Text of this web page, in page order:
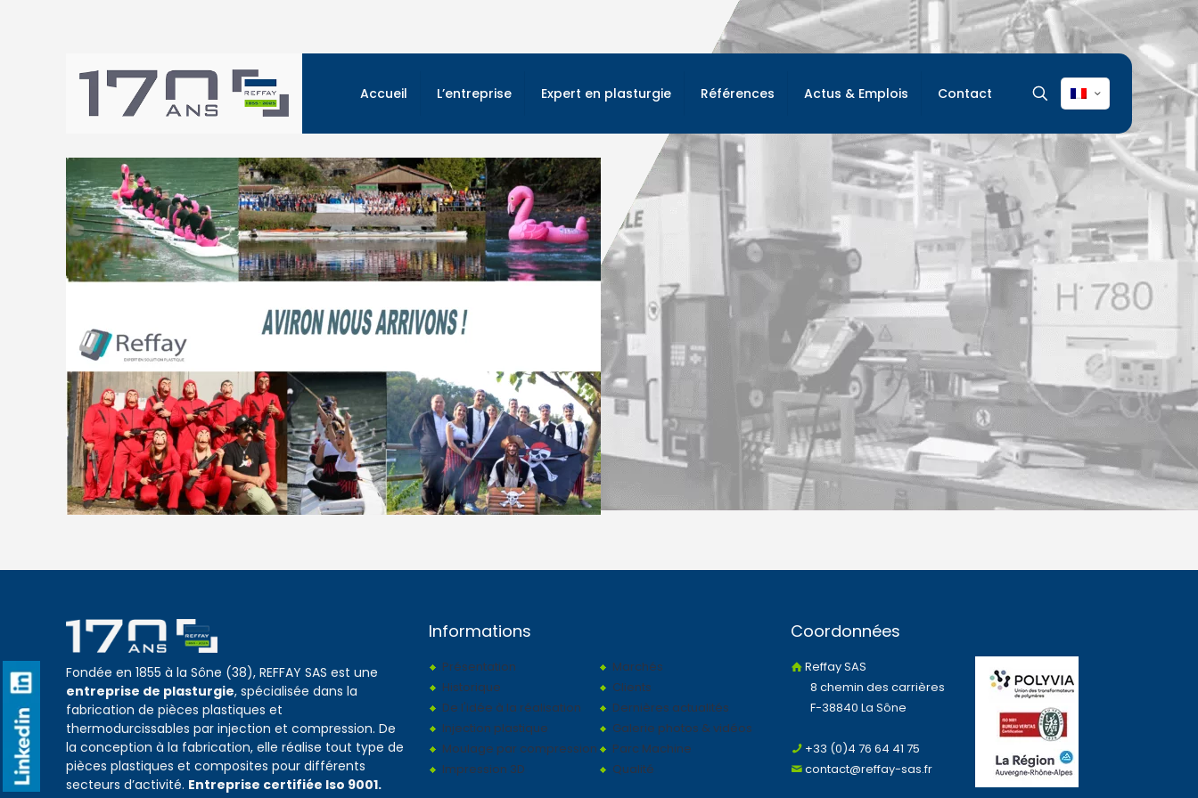
Accueil L’entreprise Expert en plasturgie Références Actus & Emplois Contact
Fondée en 1855 à la Sône (38), REFFAY SAS est une
entreprise de plasturgie, spécialisée dans la
fabrication de pièces plastiques et
thermodurcissables par injection et compression. De
la conception à la fabrication, elle réalise tout type de
pièces plastiques et composites pour différents
secteurs d’activité. Entreprise certifiée Iso 9001.
Informations
Présentation
Historique
De l'idée à la réalisation
Injection plastique
Moulage par compression
Impression 3D
Marchés
Clients
Dernières actualités
Galerie photos & vidéos
Parc Machine
Qualité
Coordonnées
Reffay SAS
8 chemin des carrières
F-38840 La Sône
+33 (0)4 76 64 41 75
contact@reffay-sas.fr